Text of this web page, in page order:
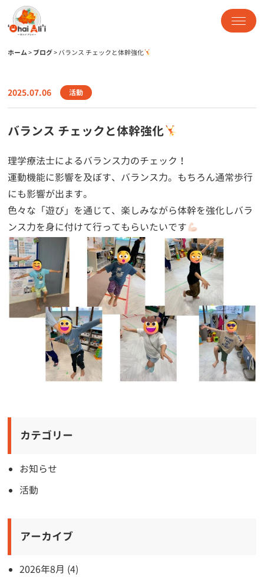
ホーム>ブログ>バランス チェックと体幹強化
2025.07.06 活動
バランス チェックと体幹強化
理学療法士によるバランス力のチェック！
運動機能に影響を及ぼす、バランス力。もちろん通常歩行
にも影響が出ます。
色々な「遊び」を通じて、楽しみながら体幹を強化しバラ
ンス力を身に付けて行ってもらいたいです
カテゴリー
お知らせ
活動
アーカイブ
2026年8月 (4)